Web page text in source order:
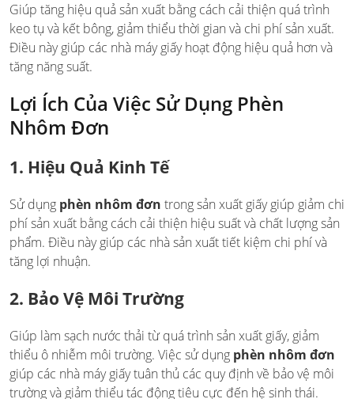
Giúp tăng hiệu quả sản xuất bằng cách cải thiện quá trình
keo tụ và kết bông, giảm thiểu thời gian và chi phí sản xuất.
Điều này giúp các nhà máy giấy hoạt động hiệu quả hơn và
tăng năng suất.
Lợi Ích Của Việc Sử Dụng Phèn
Nhôm Đơn
1. Hiệu Quả Kinh Tế
Sử dụng phèn nhôm đơn trong sản xuất giấy giúp giảm chi
phí sản xuất bằng cách cải thiện hiệu suất và chất lượng sản
phẩm. Điều này giúp các nhà sản xuất tiết kiệm chi phí và
tăng lợi nhuận.
2. Bảo Vệ Môi Trường
Giúp làm sạch nước thải từ quá trình sản xuất giấy, giảm
thiểu ô nhiễm môi trường. Việc sử dụng phèn nhôm đơn
giúp các nhà máy giấy tuân thủ các quy định về bảo vệ môi
trường và giảm thiểu tác động tiêu cực đến hệ sinh thái.